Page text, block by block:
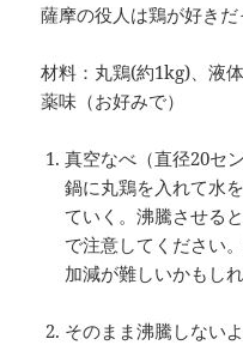
薩摩の役人は鶏が好きだ
材料：丸鶏(約1kg)、液
薬味（お好みで）
真空なべ（直径20セ
鍋に丸鶏を入れて水
ていく。沸騰させる
で注意してください
加減が難しいかもしれ
そのまま沸騰しない